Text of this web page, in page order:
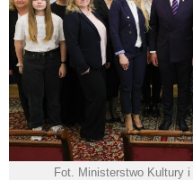
Fot. Ministerstwo Kultury